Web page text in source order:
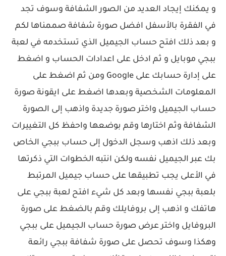
و يمكنك إيجاد العديد من الصور الشفافة وسوف تجد
في الفقرة بالأسفل افضل صورة شفافة صممناها لكم
و بعد ذلك افتح حساب الجيميل الذي تستخدمه في لعبة
ببجي موبايل و ثم ادخل على اعدادات الحساب و اضغط
على إدارة حسابك على Google ومن ثم اضغط على
المعلومات الشخصية وبعدها اضغط على ايقونة صورة
حساب الجيميل واختر صورة جديدة واذهب إلى الصورة
الشفافة وثم اختارها وقم بوضعها واحفظ كل التغييرات
وبعد ذلك اذهب وسجل الدخول إلى حساب ببجي الخاص
بك عبر الجيميل نفسه ولكن انتبه الخطوات التي ذكرتها
في الأعلى يجب تطبيقها على حساب جيميل المرتبط
بلعبة ببجي نفسها وبعد كل شيء افتح لعبة ببجي على
هاتفك و اذهب إلى بروفايلك وقم بالضغط على صورة
البروفايل واختر عرض صورة حساب الجيميل على ببجي
وهكذا وسوف تحصل على صورة شفافة ببجي رائعة